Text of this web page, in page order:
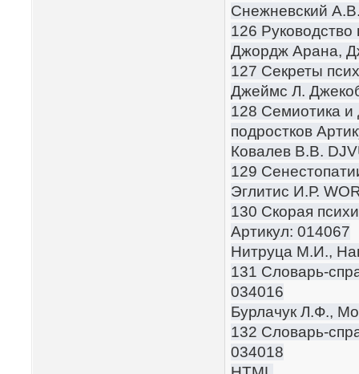
Снежневский
126
Джордж Арана,
127 Секреты
Джеймс Л.
128 Семиотика и
подростков
Ковалев В.В.
129
Эглитис И.Р.
130 Скорая
Артикул: 014067
Нитруца М.И.,
131 Словарь-
034016
Бурлачук Л.Ф.,
132 Словарь-
034018